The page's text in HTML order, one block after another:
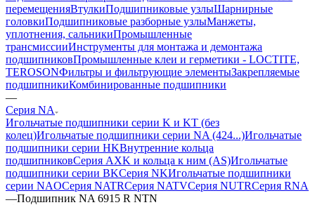
перемещенияВтулкиПодшипниковые узлыШарнирные
головкиПодшипниковые разборные узлыМанжеты,
уплотнения, сальникиПромышленные
трансмиссииИнструменты для монтажа и демонтажа
подшипниковПромышленные клеи и герметики - LOCTITE,
TEROSONФильтры и фильтрующие элементыЗакрепляемые
подшипникиКомбинированные подшипники
—
Серия NA
Игольчатые подшипники серии K и KT (без
колец)Игольчатые подшипники серии NA (424...)Игольчатые
подшипники серии HKВнутренние кольца
подшипниковСерия AXK и кольца к ним (AS)Игольчатые
подшипники серии BKСерия NKИгольчатые подшипники
серии NAOСерия NATRСерия NATVСерия NUTRСерия RNA
—Подшипник NA 6915 R NTN